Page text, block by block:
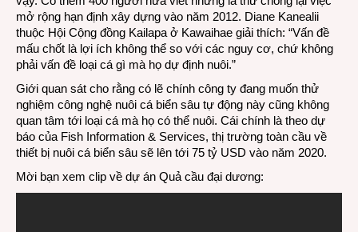
mở rộng hạn định xây dựng vào năm 2012. Diane Kanealii
thuộc Hội Cộng đồng Kailapa ở Kawaihae giải thích: “Vấn đề
mấu chốt là lợi ích không thể so với các nguy cơ, chứ không
phải vấn đề loại cá gì mà họ dự định nuôi.”
Giới quan sát cho rằng có lẽ chính công ty đang muốn thử
nghiệm công nghệ nuôi cá biển sâu tự động này cũng không
quan tâm tới loại cá mà họ có thể nuôi. Cái chính là theo dự
báo của Fish Information & Services, thị trường toàn cầu về
thiết bị nuôi cá biển sâu sẽ lên tới 75 tỷ USD vào năm 2020.
Mời bạn xem clip về dự án Quả cầu đại dương: